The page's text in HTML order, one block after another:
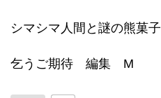
シマシマ人間と謎の熊菓子
乞うご期待 編集 M